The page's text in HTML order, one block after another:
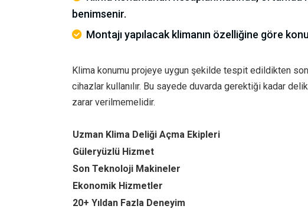
benimsenir.
Montajı yapılacak klimanın özelliğine göre
Klima konumu projeye uygun şekilde tespit edildikten
cihazlar kullanılır. Bu sayede duvarda gerektiği kadar
zarar verilmemelidir.
Uzman Klima Deliği Açma Ekipleri
Güleryüzlü Hizmet
Son Teknoloji Makineler
Ekonomik Hizmetler
20+ Yıldan Fazla Deneyim